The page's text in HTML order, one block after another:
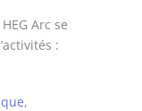
Arc se
:
,